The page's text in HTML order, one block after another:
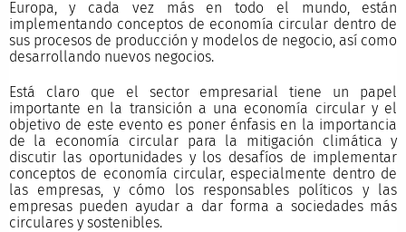
Europa, y cada vez más en todo el mundo, están
implementando conceptos de economía circular dentro de
sus procesos de producción y modelos de negocio, así como
desarrollando nuevos negocios.
Está claro que el sector empresarial tiene un papel
importante en la transición a una economía circular y el
objetivo de este evento es poner énfasis en la importancia
de la economía circular para la mitigación climática y
discutir las oportunidades y los desafíos de implementar
conceptos de economía circular, especialmente dentro de
las empresas, y cómo los responsables políticos y las
empresas pueden ayudar a dar forma a sociedades más
circulares y sostenibles.